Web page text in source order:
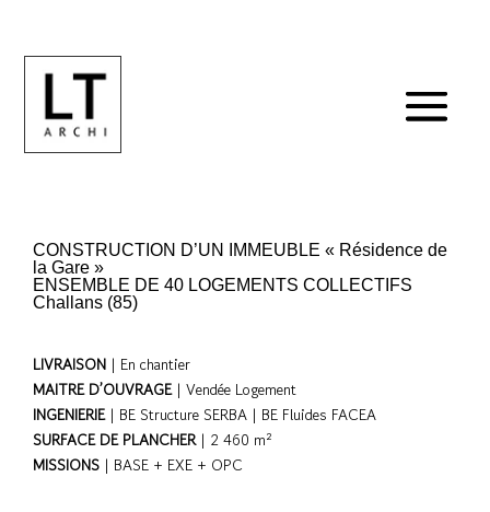
CONSTRUCTION D’UN IMMEUBLE « Résidence de
la Gare »
ENSEMBLE DE 40 LOGEMENTS COLLECTIFS
Challans (85)
LIVRAISON | En chantier
MAITRE D’OUVRAGE| Vendée Logement
INGENIERIE | BE Structure SERBA | BE Fluides FACEA
SURFACE DE PLANCHER| 2 460 m²
MISSIONS | BASE + EXE + OPC